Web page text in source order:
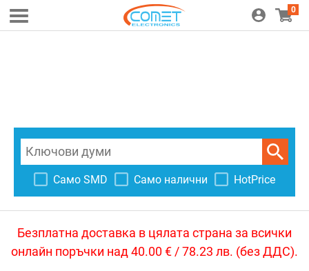
0
Само SMD Само налични HotPrice
Безплатна доставка в цялата страна за всички
онлайн поръчки над 40.00 € / 78.23 лв. (без ДДС).